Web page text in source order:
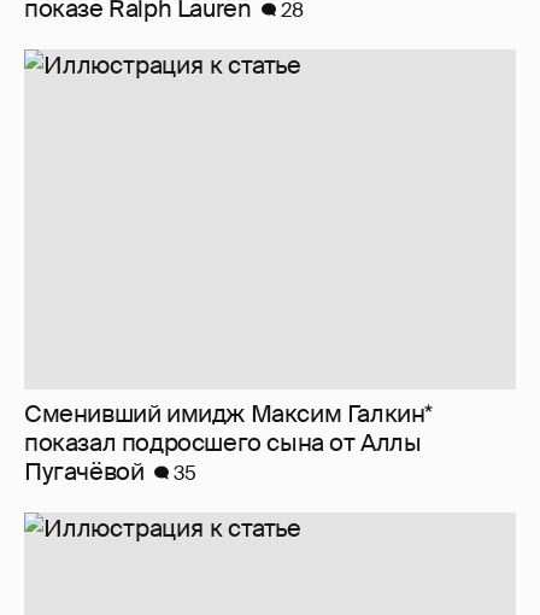
показе Ralph Lauren
28
Сменивший имидж Максим Галкин*
показал подросшего сына от Аллы
Пугачёвой
35